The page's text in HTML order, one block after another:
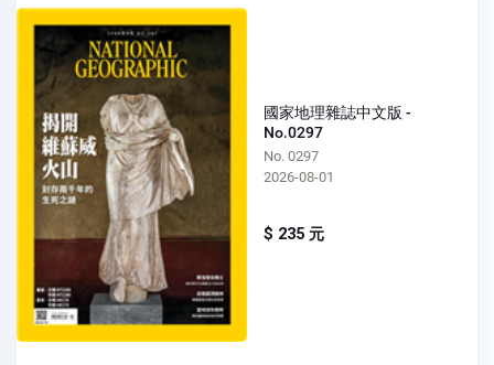
國家地理雜誌中文版 -
No.0297
No. 0297
2026-08-01
$ 235 元